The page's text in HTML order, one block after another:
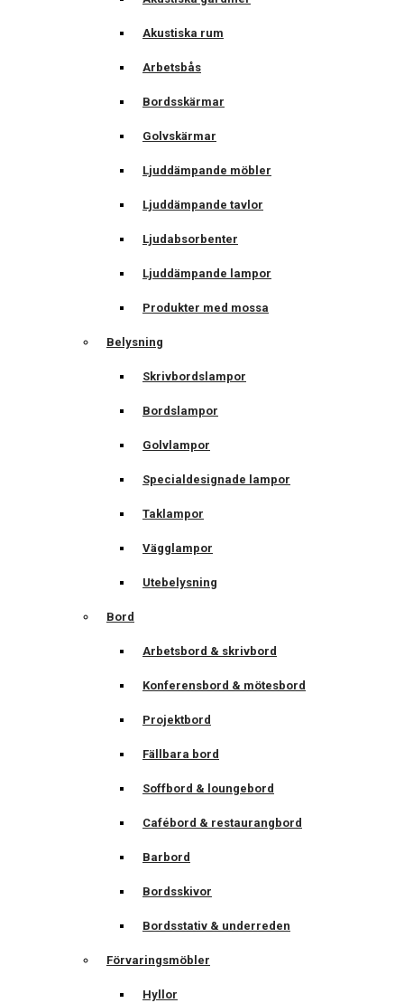
Akustiska rum
Arbetsbås
Bordsskärmar
Golvskärmar
Ljuddämpande möbler
Ljuddämpande tavlor
Ljudabsorbenter
Ljuddämpande lampor
Produkter med mossa
Belysning
Skrivbordslampor
Bordslampor
Golvlampor
Specialdesignade lampor
Taklampor
Vägglampor
Utebelysning
Bord
Arbetsbord & skrivbord
Konferensbord & mötesbord
Projektbord
Fällbara bord
Soffbord & loungebord
Cafébord & restaurangbord
Barbord
Bordsskivor
Bordsstativ & underreden
Förvaringsmöbler
Hyllor